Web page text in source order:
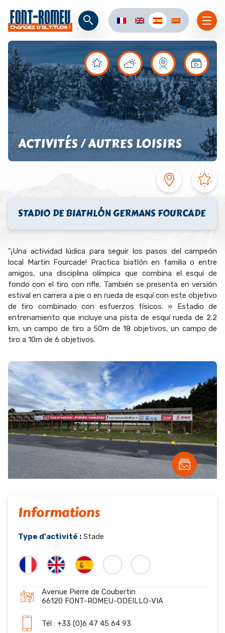
ACTIVITÉS / AUTRES LOISIRS
STADIO DE BIATHLÓN GERMANS FOURCADE
"¡Una actividad lúdica para seguir los pasos del campeón
local Martin Fourcade! Practica biatlón en familia o entre
amigos, una disciplina olímpica que combina el esquí de
fondo con el tiro con rifle. También se presenta en versión
estival en carrera a pie o en rueda de esquí con este objetivo
de tiro combinado con esfuerzos físicos. » Estadio de
entrenamiento que incluye una pista de esquí rueda de 2.2
km, un campo de tiro a 50m de 18 objetivos, un campo de
tiro a 10m de 6 objetivos.
Informations
Type d'activité : Stade
Avenue Pierre de Coubertin
66120 FONT-ROMEU-ODEILLO-VIA
Tél : +33 (0)6 47 45 64 93